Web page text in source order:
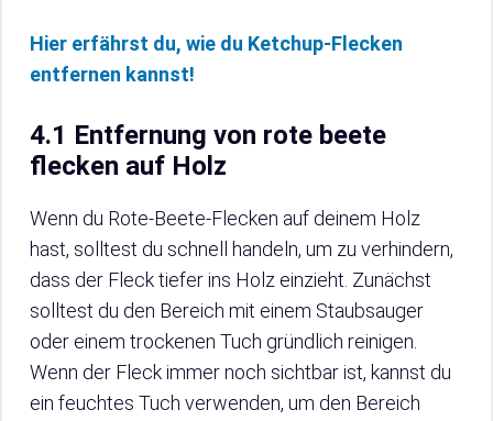
Hier erfährst du, wie du Ketchup-Flecken
entfernen kannst!
4.1 Entfernung von rote beete
flecken auf Holz
Wenn du Rote-Beete-Flecken auf deinem Holz
hast, solltest du schnell handeln, um zu verhindern,
dass der Fleck tiefer ins Holz einzieht. Zunächst
solltest du den Bereich mit einem Staubsauger
oder einem trockenen Tuch gründlich reinigen.
Wenn der Fleck immer noch sichtbar ist, kannst du
ein feuchtes Tuch verwenden, um den Bereich